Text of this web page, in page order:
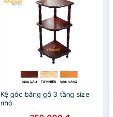
Kệ góc bằng gỗ 3 tầng size
nhỏ